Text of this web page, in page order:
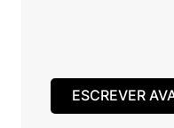
ESCREVER